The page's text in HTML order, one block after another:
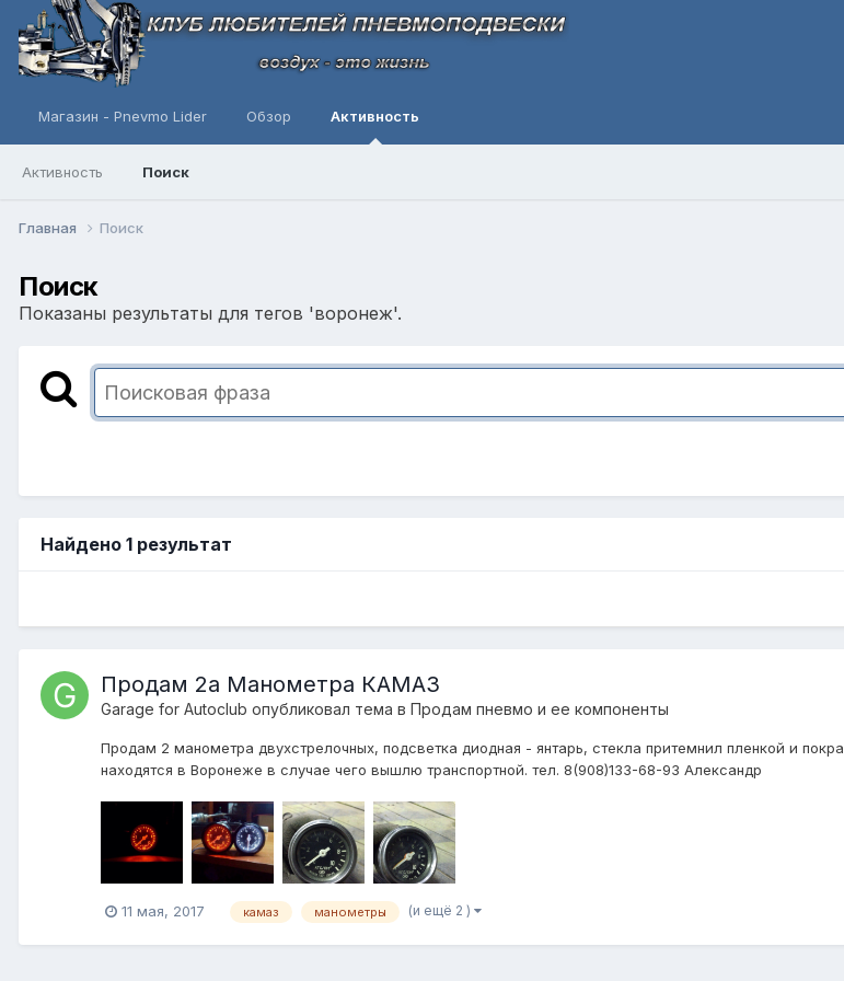
Магазин - Pnevmo Lider Обзор Активность
Активность Поиск
Главная Поиск
Поиск
Показаны результаты для тегов 'воронеж'.
Найдено 1 результат
Продам 2а Манометра КАМАЗ
Garage for Autoclub опубликовал тема в Продам пневмо и ее компоненты
Продам 2 манометра двухстрелочных, подсветка диодная - янтарь, стекла притемнил пленкой и
находятся в Воронеже в случае чего вышлю транспортной. тел. 8(908)133-68-93 Александр
11 мая, 2017 камаз манометры (и ещё 2 )